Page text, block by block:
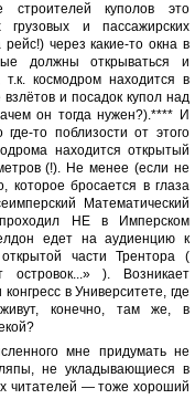
строителей куполов это
и пассажирских
через какие-то окна в
должны открываться и
космодром находится в
и посадок купол над
он тогда нужен?).**** И
то поблизости от этого
находится открытый
(!). Не менее (если не
которое бросается в глаза
Математический
НЕ в Имперском
едет на аудиенцию к
части Трентора (
). Возникает
в Университете, где
конечно, там же, в
мне придумать не
не укладывающиеся в
читателей — тоже хороший